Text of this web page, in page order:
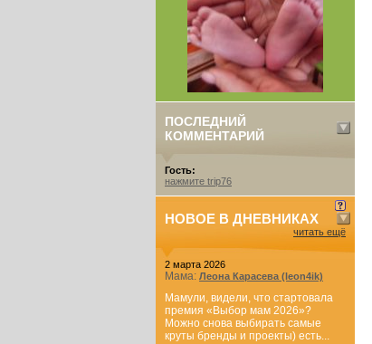
ПОСЛЕДНИЙ
КОММЕНТАРИЙ
Гость:
нажмите trip76
НОВОЕ В ДНЕВНИКАХ
читать ещё
2 марта 2026
Мама: Леона Карасева (leon4ik)
Мамули, видели, что стартовала
премия «Выбор мам 2026»?
Можно снова выбирать самые
круты бренды и проекты) есть...